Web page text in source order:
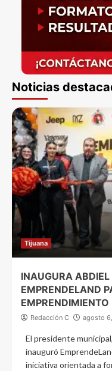
Noticias
Tijuana
INAUGURA ABDIEL
EMPRENDELAND
Redacción C agosto
El presidente
inauguró
iniciativa orientada a